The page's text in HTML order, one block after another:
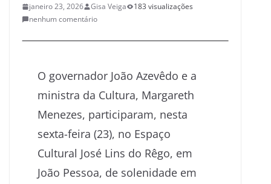
janeiro 23, 2026 Gisa Veiga
183 visualizações
nenhum comentário
O governador João Azevêdo e a
ministra da Cultura, Margareth
Menezes, participaram, nesta
sexta-feira (23), no Espaço
Cultural José Lins do Rêgo, em
João Pessoa, de solenidade em